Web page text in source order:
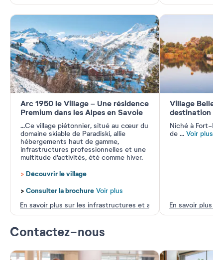
Arc 1950 le Village – Une résidence
Premium dans les Alpes en Savoie
...Ce village piétonnier, situé au cœur du
domaine skiable de Paradiski, allie
hébergements haut de gamme,
infrastructures professionnelles et une
multitude d'activités, été comme hiver.
> Découvrir le village
> Consulter la brochure Voir plus
En savoir plus sur les infrastructures et activités
Village Belle
destination
Niché à Fort-
de ... Voir plus
En savoir plus
Contactez-nous